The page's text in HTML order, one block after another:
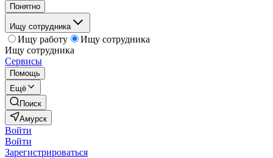
Понятно
Ищу сотрудника
Ищу работу
Ищу сотрудника
Ищу сотрудника
Сервисы
Помощь
Ещё
Поиск
Амурск
Войти
Войти
Зарегистрироваться